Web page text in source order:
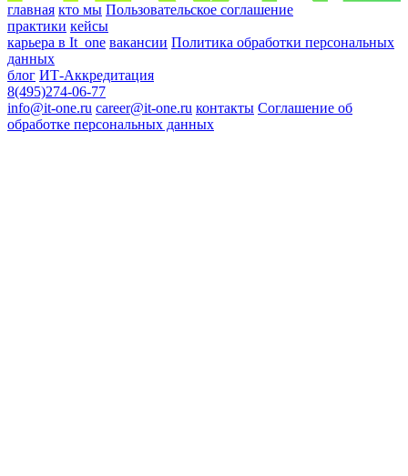
главная кто мы Пользовательское соглашение
практики кейсы
карьера в It_one вакансии Политика обработки персональных
данных
блог ИТ-Аккредитация
8(495)274-06-77
info@it-one.ru career@it-one.ru контакты Соглашение об
обработке персональных данных